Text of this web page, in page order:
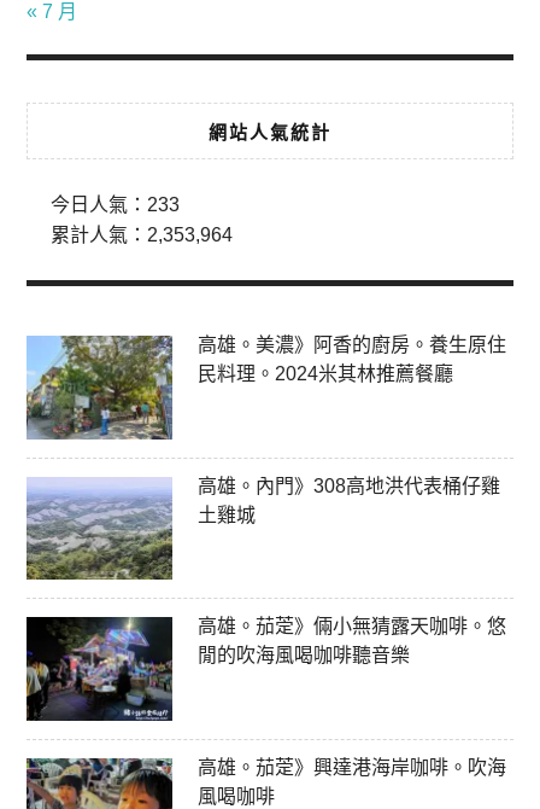
« 7 月
網站人氣統計
今日人氣： 233
累計人氣： 2,353,964
高雄。美濃》阿香的廚房。養生原住
民料理。2024米其林推薦餐廳
高雄。內門》308高地洪代表桶仔雞
土雞城
高雄。茄萣》倆小無猜露天咖啡。悠
閒的吹海風喝咖啡聽音樂
高雄。茄萣》興達港海岸咖啡。吹海
風喝咖啡